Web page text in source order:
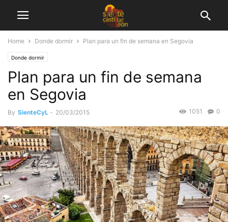
Home Donde dormir Plan para un fin de semana en Segovia
Donde dormir
Plan para un fin de semana
en Segovia
By SienteCyL - 20/03/2015 0
1051